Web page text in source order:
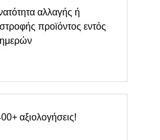
αλλαγής ή
προϊόντος εντός
αξιολογήσεις!